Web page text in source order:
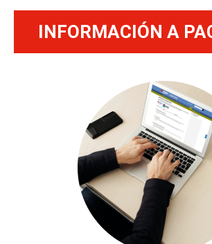
INFORMACIÓN A